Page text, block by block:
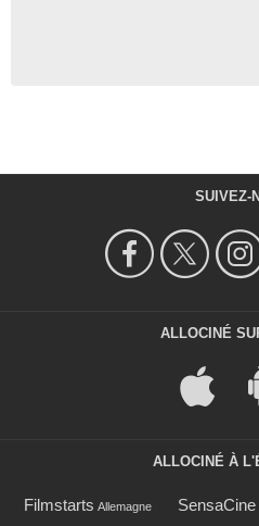
SUIVEZ-
ALLOCINÉ
ALLOCINÉ À
Filmstarts Allemagne SensaCine